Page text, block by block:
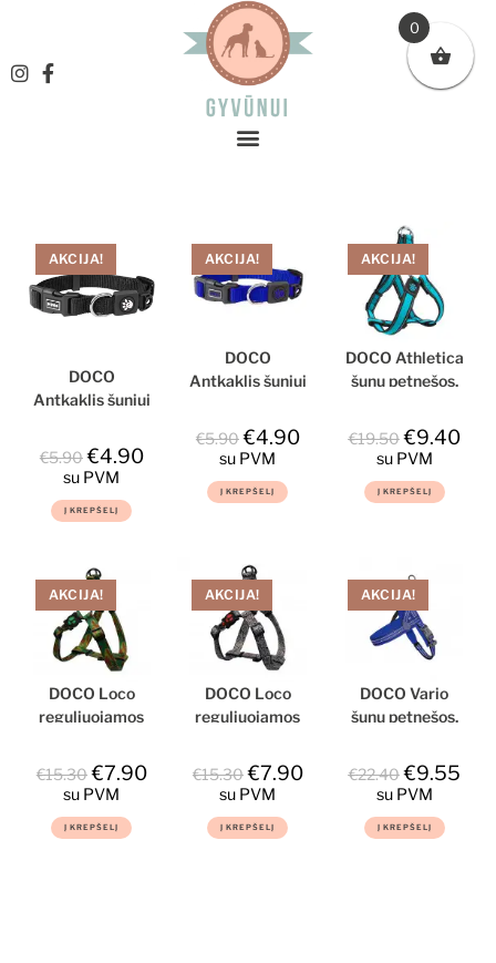
AKCIJA!
DOCO
Antkaklis šuniui
juodas,
nailoninis, L
€5.90 €4.90
su PVM
Į KREPŠELĮ
AKCIJA!
DOCO
Antkaklis šuniui
mėlynas,
nailoninis, L
€5.90 €4.90
su PVM
Į KREPŠELĮ
AKCIJA!
DOCO Athletica
šunų petnešos,
€19.50 €9.40
su PVM
Į KREPŠELĮ
AKCIJA!
DOCO Loco
reguliuojamos
kamufliažinės, L
dydis
€15.30 €7.90
su PVM
Į KREPŠELĮ
AKCIJA!
DOCO Loco
reguliuojamos
L dydis
€15.30 €7.90
su PVM
Į KREPŠELĮ
AKCIJA!
DOCO Vario
šunų petnešos,
€22.40 €9.55
su PVM
Į KREPŠELĮ
0